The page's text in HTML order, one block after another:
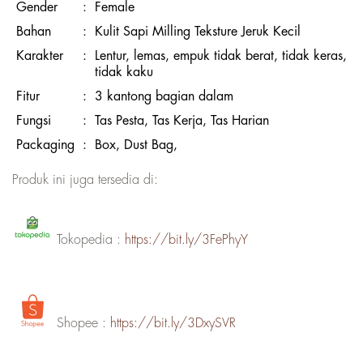
Gender
:
Female
Bahan
:
Kulit Sapi Milling Teksture Jeruk Kecil
Karakter
:
Lentur, lemas, empuk tidak berat, tidak keras,
tidak kaku
Fitur
:
3 kantong bagian dalam
Fungsi
:
Tas Pesta, Tas Kerja, Tas Harian
Packaging
: Box, Dust Bag,
Produk ini juga tersedia di:
Tokopedia : https://bit.ly/3FePhyY
Shopee : https://bit.ly/3DxySVR